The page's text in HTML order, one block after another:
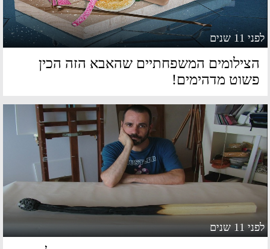
שנים
המשפחתיים שהאבא הזה הכין
מדהימים!
שנים